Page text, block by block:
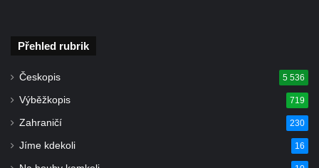
Kostel Nanebevzetí Panny Marie ve
Slunečné
Kostel Jména Panny Marie v Sepekově
Kostel svatých Petra a Pavla v Růžové
Kaple Stětí svatého Jana Křtitele v
Přehled rubrik
Českopis 5 536
Výběžkopis 719
Zahraničí 230
Jíme kdekoli 16